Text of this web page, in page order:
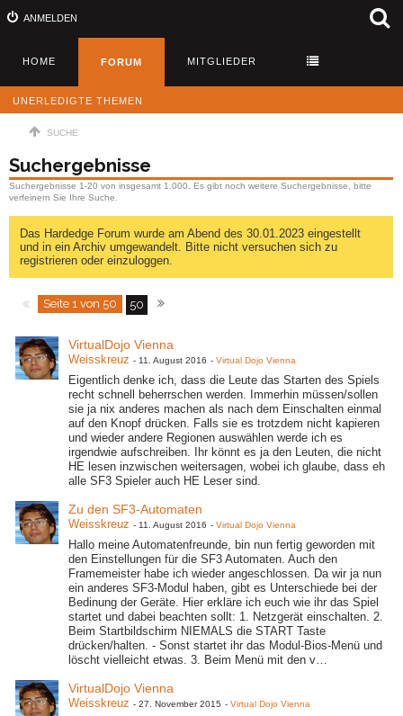
ANMELDEN
HOME FORUM MITGLIEDER
UNERLEDIGTE THEMEN
SUCHE
Suchergebnisse
Suchergebnisse 1-20 von insgesamt 1.000. Es gibt noch weitere Suchergebnisse, bitte
verfeinern Sie Ihre Suche.
Das Hardedge Forum wurde am Abend des 30.01.2023 eingestellt
und in ein Archiv umgewandelt. Bitte nicht versuchen sich zu
registrieren oder einzuloggen.
Seite 1 von 50 50
VirtualDojo Vienna
Weisskreuz - 11. August 2016 - Virtual Dojo Vienna
Eigentlich denke ich, dass die Leute das Starten des Spiels
recht schnell beherrschen werden. Immerhin müssen/sollen
sie ja nix anderes machen als nach dem Einschalten einmal
auf den Knopf drücken. Falls sie es trotzdem nicht kapieren
und wieder andere Regionen auswählen werde ich es
irgendwie aufschreiben. Ihr könnt es ja den Leuten, die nicht
HE lesen inzwischen weitersagen, wobei ich glaube, dass eh
alle SF3 Spieler auch HE Leser sind.
Zu den SF3-Automaten ​
Weisskreuz - 11. August 2016 - Virtual Dojo Vienna
Hallo meine Automatenfreunde, bin nun fertig geworden mit
den Einstellungen für die SF3 Automaten. Auch den
Framemeister habe ich wieder angeschlossen. Da wir ja nun
ein anderes SF3-Modul haben, gibt es Unterschiede bei der
Bedinung der Geräte. Hier erkläre ich euch wie ihr das Spiel
startet und dabei beachten sollt: 1. Netzgerät einschalten. 2.
Beim Startbildschirm NIEMALS die START Taste
drücken/halten. - Sonst startet ihr das Modul-Bios-Menü und
löscht vielleicht etwas. 3. Beim Menü mit den v…
VirtualDojo Vienna
Weisskreuz - 27. November 2015 - Virtual Dojo Vienna